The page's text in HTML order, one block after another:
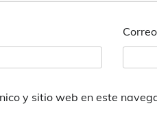
y sitio web en este